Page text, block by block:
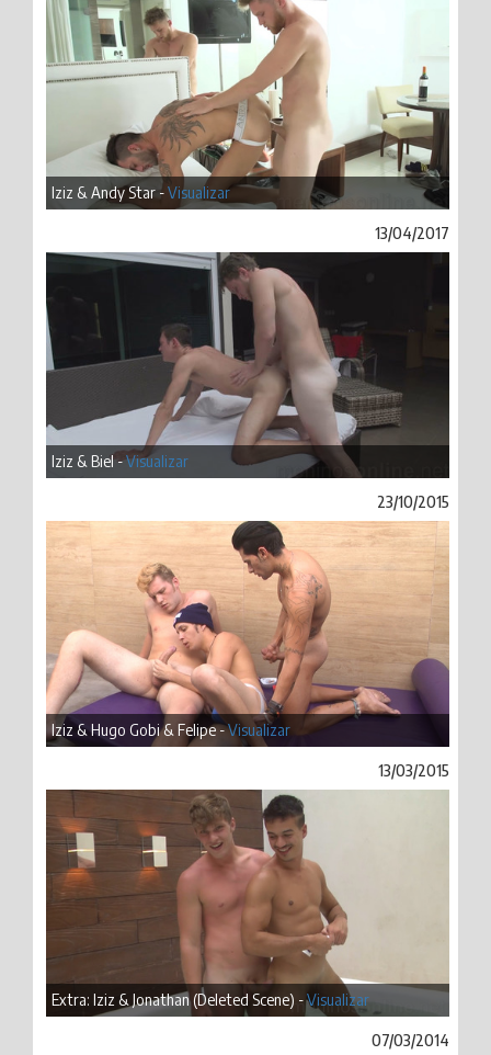
Iziz & Andy Star -Visualizar
13/04/2017
Iziz & Biel -Visualizar
23/10/2015
Iziz & Hugo Gobi & Felipe -Visualizar
13/03/2015
Extra: Iziz & Jonathan (Deleted Scene) -Visualizar
07/03/2014